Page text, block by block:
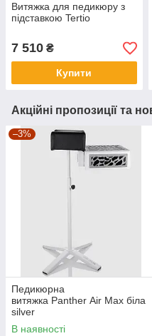
Витяжка для педикюру з
підставкою Tertio
7 510 ₴
Купити
Акційні пропозиції та
–3%
Педикюрна
витяжка Panther Air Max біла
silver
В наявності